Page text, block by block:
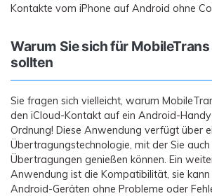
Kontakte vom iPhone auf Android ohne
Warum Sie sich für
sollten
Sie fragen sich vielleicht, warum
den iCloud-Kontakt auf ein Android-
Ordnung! Diese Anwendung verfügt über
Übertragungstechnologie, mit der Sie auch
Übertragungen genießen können. Ein
Anwendung ist die Kompatibilität, sie
Android-Geräten ohne Probleme oder